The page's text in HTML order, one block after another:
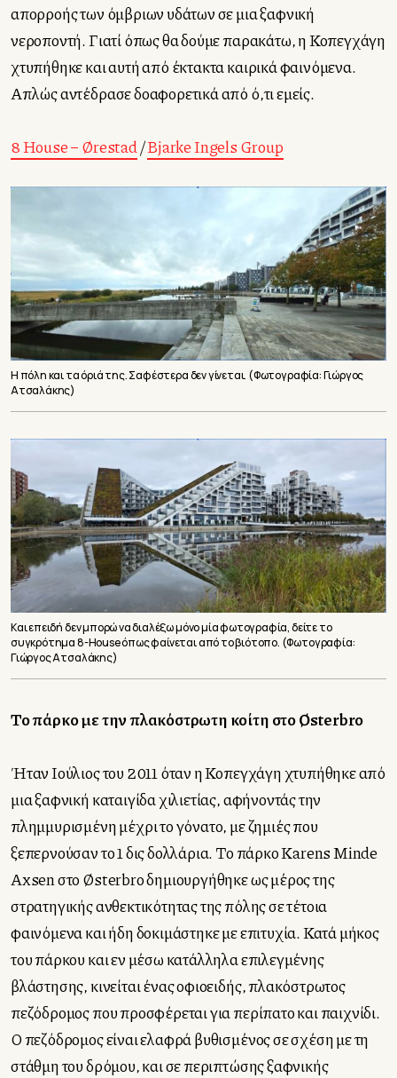
απορροής των όμβριων υδάτων σε μια ξαφνική
νεροποντή. Γιατί όπως θα δούμε παρακάτω, η Κοπεγχάγη
χτυπήθηκε και αυτή από έκτακτα καιρικά φαινόμενα.
Απλώς αντέδρασε δοαφορετικά από ό,τι εμείς.
8 House – Ørestad/Bjarke Ingels Group
Η πόλη και τα όριά της. Σαφέστερα δεν γίνεται. (Φωτογραφία: Γιώργος
Ατσαλάκης)
Και επειδή δεν μπορώ να διαλέξω μόνο μία φωτογραφία, δείτε το
συγκρότημα 8-House όπως φαίνεται από το βιότοπο. (Φωτογραφία:
Γιώργος Ατσαλάκης)
Το πάρκο με την πλακόστρωτη κοίτη στοØsterbro
Ήταν Ιούλιος του 2011 όταν η Κοπεγχάγη χτυπήθηκε από
μια ξαφνική καταιγίδα χιλιετίας, αφήνοντάς την
πλημμυρισμένη μέχρι το γόνατο, με ζημιές που
ξεπερνούσαν το 1 δις δολλάρια. Το πάρκο Karens Minde
Axsen στοØsterbro δημιουργήθηκε ως μέρος της
στρατηγικής ανθεκτικότητας της πόλης σε τέτοια
φαινόμενα και ήδη δοκιμάστηκε με επιτυχία. Κατά μήκος
του πάρκου και εν μέσω κατάλληλα επιλεγμένης
βλάστησης, κινείται ένας οφιοειδής, πλακόστρωτος
πεζόδρομος που προσφέρεται για περίπατο και παιχνίδι.
Ο πεζόδρομος είναι ελαφρά βυθισμένος σε σχέση με τη
στάθμη του δρόμου, και σε περιπτώσης ξαφνικής